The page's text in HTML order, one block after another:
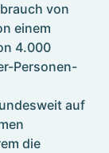
von
einem
4.000
Personen-
auf
die